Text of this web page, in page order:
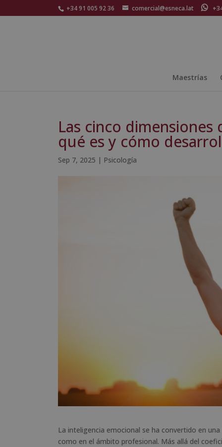
+34 91 005 92 36 comercial@esneca.lat
Maestrías
Las cinco
qué es y cómo
Sep 7, 2025 | Psicología
La inteligencia emocional se ha convertido en
como en el ámbito profesional. Más allá del